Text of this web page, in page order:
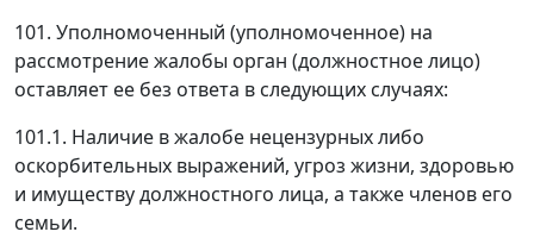
101. Уполномоченный (уполномоченное) на
рассмотрение жалобы орган (должностное лицо)
оставляет ее без ответа в следующих случаях:
101.1. Наличие в жалобе нецензурных либо
оскорбительных выражений, угроз жизни, здоровью
и имуществу должностного лица, а также членов его
семьи.